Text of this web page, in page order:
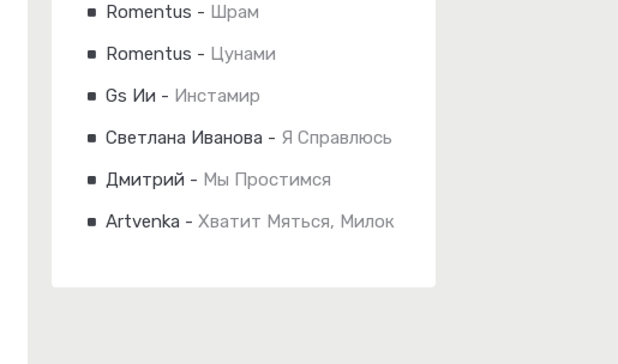
Romentus - Шрам
Romentus - Цунами
Gs Ии - Инстамир
Светлана Иванова - Я Справлюсь
Дмитрий - Мы Простимся
Artvenka - Хватит Мяться, Милок